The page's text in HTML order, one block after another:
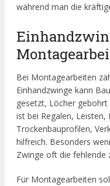
während man die
Bei Montagearbeiten
Einhandzwinge kann
gesetzt, Löcher
ist bei Regalen,
Trockenbauprofilen,
hilfreich. Besonders
Zwinge oft die fehlende
Für Montagearbeiten